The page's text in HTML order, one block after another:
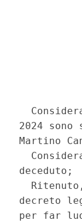
2024
Martino
deceduto;
decreto
per far